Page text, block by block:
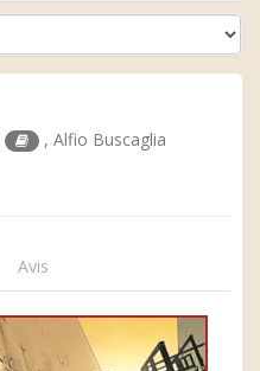
,Alfio Buscaglia
Avis